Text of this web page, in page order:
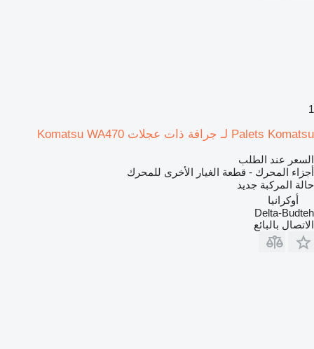
1
Palets Komatsu لـ جرافة ذات عجلات Komatsu WA470
السعر عند الطلب
أجزاء المحرك - قطعة الغيار الأخرى للمحرك
حالة المركبة جديد
أوكرانيا
Delta-Budteh
الاتصال بالبائع